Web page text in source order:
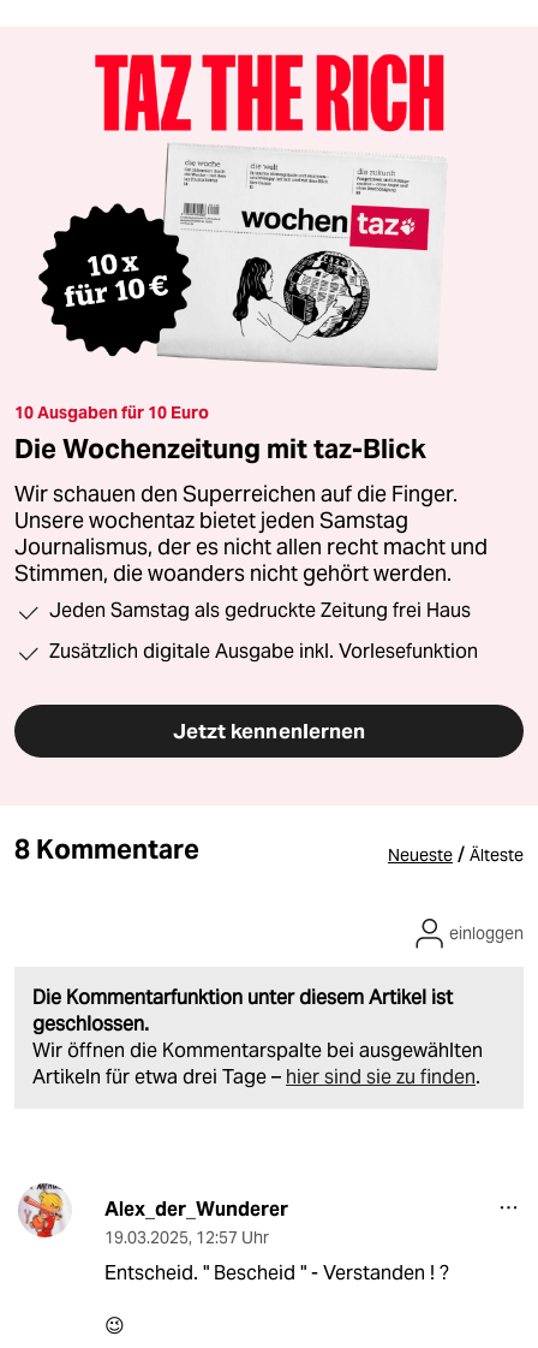
10 Ausgaben für 10 Euro
Die Wochenzeitung mit taz-Blick
Wir schauen den Superreichen auf die Finger.
Unsere wochentaz bietet jeden Samstag
Journalismus, der es nicht allen recht macht und
Stimmen, die woanders nicht gehört werden.
Jeden Samstag als gedruckte Zeitung frei Haus
Zusätzlich digitale Ausgabe inkl. Vorlesefunktion
Jetzt kennenlernen
8 Kommentare Neueste / Älteste
Die Kommentarfunktion unter diesem Artikel ist
geschlossen.
Wir öffnen die Kommentarspalte bei ausgewählten
Artikeln für etwa drei Tage – hier sind sie zu finden.
einloggen
Alex_der_Wunderer
19.03.2025, 12:57 Uhr
Entscheid. " Bescheid " - Verstanden ! ?
😉